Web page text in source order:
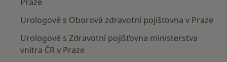
Praze
Urologové s Oborová zdravotní pojišťovna v Praze
Urologové s Zdravotní pojišťovna ministerstva
vnitra ČR v Praze